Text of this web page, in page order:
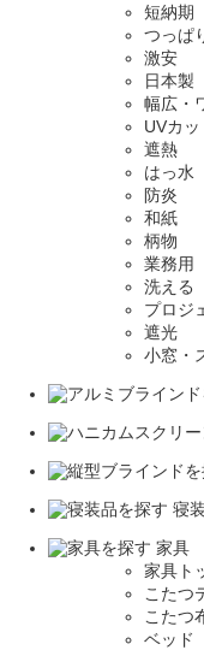
短納期
つっぱ
激安
日本製
幅広・
UVカッ
遮熱
はっ水
防炎
和紙
柄物
業務用
洗える
プロジ
遮光
小窓・
寝
家具
家具ト
こたつ
こたつ
ベッド